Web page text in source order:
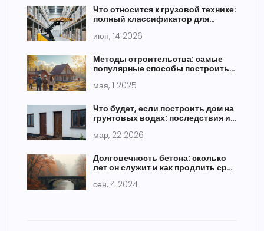
Что относится к грузовой технике:
полный классификатор для
июн, 14 2026
Методы строительства: самые
популярные способы построить
мая, 1 2025
Что будет, если построить дом на
грунтовых водах: последствия и
мар, 22 2026
Долговечность бетона: сколько
лет он служит и как продлить срок
сен, 4 2024